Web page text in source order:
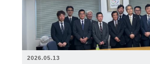
2026.05.13